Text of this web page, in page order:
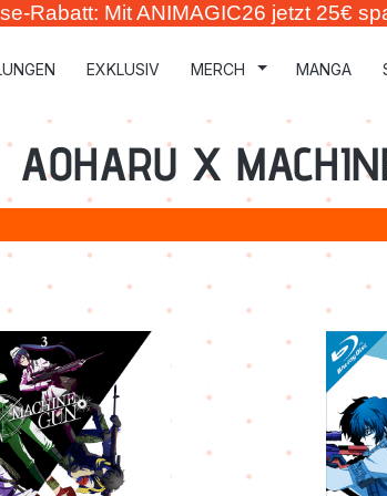
Rabatt: Mit ANIMAGIC26 jetzt 25€
EXKLUSIV MERCH MANGA
AOHARU X